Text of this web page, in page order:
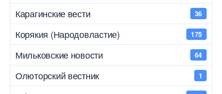
Карагинские вести 36
Корякия (Народовластие) 175
Мильковские новости 64
Олюторский вестник 1